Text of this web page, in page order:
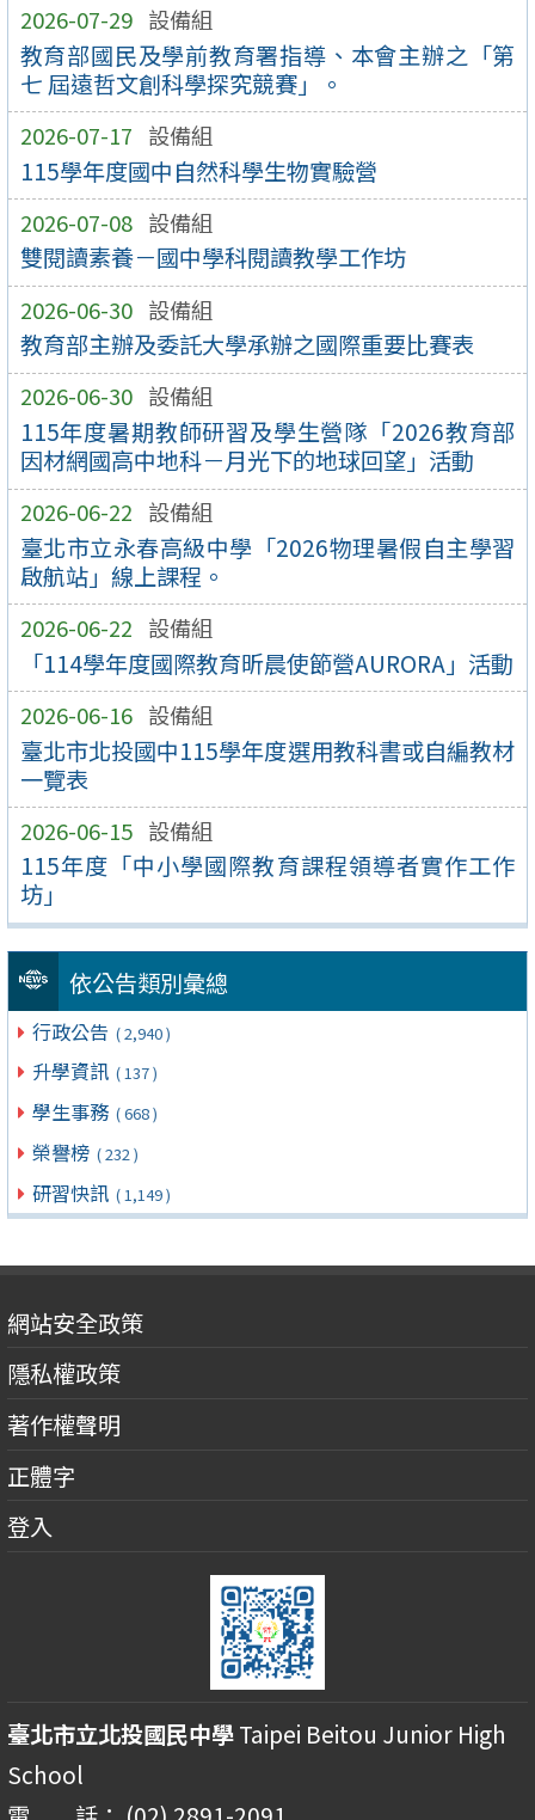
2026-07-29 設備組
教育部國民及學前教育署指導、本會主辦之「第
七 屆遠哲文創科學探究競賽」。
2026-07-17 設備組
115學年度國中自然科學生物實驗營
2026-07-08 設備組
雙閱讀素養－國中學科閱讀教學工作坊
2026-06-30 設備組
教育部主辦及委託大學承辦之國際重要比賽表
2026-06-30 設備組
115年度暑期教師研習及學生營隊「2026教育部
因材網國高中地科－月光下的地球回望」活動
2026-06-22 設備組
臺北市立永春高級中學「2026物理暑假自主學習
啟航站」線上課程。
2026-06-22 設備組
「114學年度國際教育昕晨使節營AURORA」活動
2026-06-16 設備組
臺北市北投國中115學年度選用教科書或自編教材
一覽表
2026-06-15 設備組
115年度「中小學國際教育課程領導者實作工作
坊」
依公告類別彙總
行政公告 ( 2,940 )
升學資訊 ( 137 )
學生事務 ( 668 )
榮譽榜 ( 232 )
研習快訊 ( 1,149 )
網站安全政策
隱私權政策
著作權聲明
正體字
登入
臺北市立北投國民中學Taipei Beitou Junior High
School